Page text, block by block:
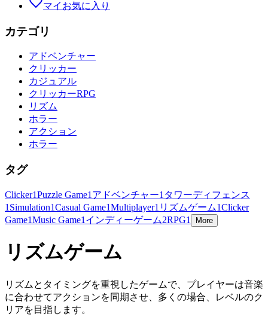
マイお気に入り
カテゴリ
アドベンチャー
クリッカー
カジュアル
クリッカーRPG
リズム
ホラー
アクション
ホラー
タグ
Clicker1Puzzle Game1 アドベンチャー1 タワーディフェンス
1 Simulation1Casual Game1Multiplayer1 リズムゲーム1Clicker
Game1Music Game1 インディーゲーム2RPG1 More
リズムゲーム
リズムとタイミングを重視したゲームで、プレイヤーは音楽
に合わせてアクションを同期させ、多くの場合、レベルのク
リアを目指します。